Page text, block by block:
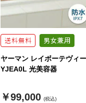
ヤーマン レイボーテヴィ
YJEA0L 光美容器
￥99,000 (税込)